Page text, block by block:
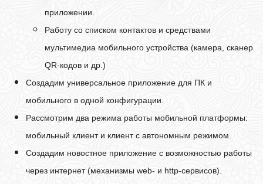
приложении.
Работу со списком контактов и средствами
мультимедиа мобильного устройства (камера, сканер
QR-кодов и др.)
Создадим универсальное приложение для ПК и
мобильного в одной конфигурации.
Рассмотрим два режима работы мобильной платформы:
мобильный клиент и клиент с автономным режимом.
Создадим новостное приложение с возможностью работы
через интернет (механизмы web- и http-сервисов).